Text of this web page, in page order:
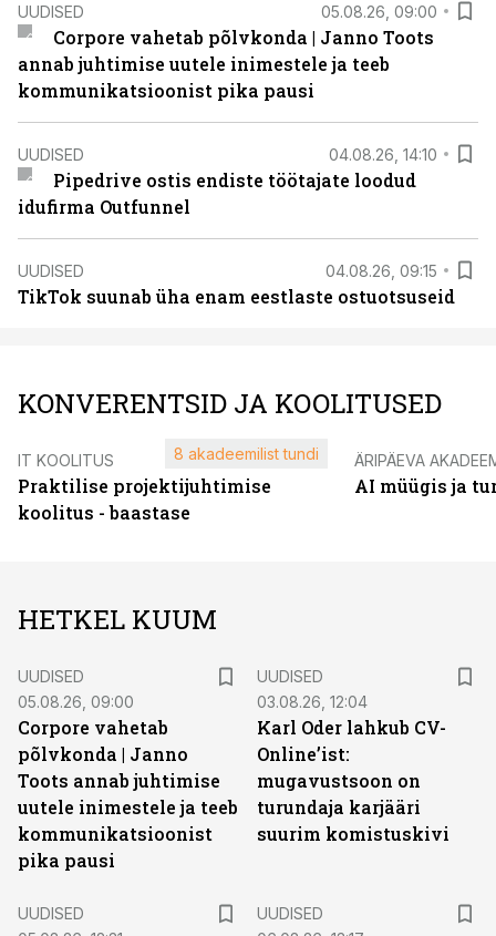
UUDISED 05.08.26, 09:00
Corpore vahetab põlvkonda | Janno Toots
annab juhtimise uutele inimestele ja teeb
kommunikatsioonist pika pausi
UUDISED 04.08.26, 14:10
Pipedrive ostis endiste töötajate loodud
idufirma Outfunnel
UUDISED 04.08.26, 09:15
TikTok suunab üha enam eestlaste ostuotsuseid
KONVERENTSID JA KOOLITUSED
IT KOOLITUS
Praktilise projektijuhtimise
koolitus - baastase
8 akadeemilist tundi ÄRIPÄEVA
AI müügis ja
HETKEL KUUM
UUDISED
05.08.26, 09:00
Corpore vahetab
põlvkonda | Janno
Toots annab juhtimise
uutele inimestele ja teeb
kommunikatsioonist
pika pausi
UUDISED
03.08.26, 12:04
Karl Oder lahkub CV-
Online’ist:
mugavustsoon on
turundaja karjääri
suurim komistuskivi
UUDISED
UUDISED